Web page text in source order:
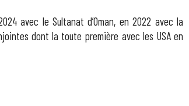
avec le Sultanat d’Oman, en 2022 avec la
dont la toute première avec les USA en